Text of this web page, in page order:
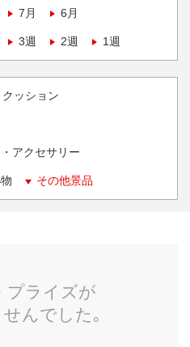
7月 6月
3週 2週 1週
ッション
アクセサリー
その他景品